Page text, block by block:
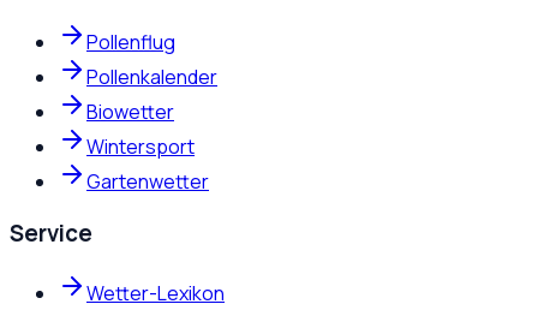
Pollenflug
Pollenkalender
Biowetter
Wintersport
Gartenwetter
Service
Wetter-Lexikon